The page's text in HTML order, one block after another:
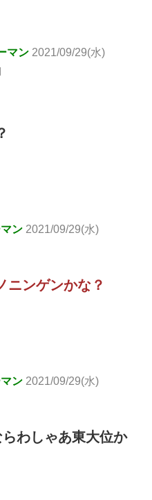
マン 2021/09/29(水)
ン 2021/09/29(水)
ニンゲンかな？
ン 2021/09/29(水)
わしゃあ東大位か